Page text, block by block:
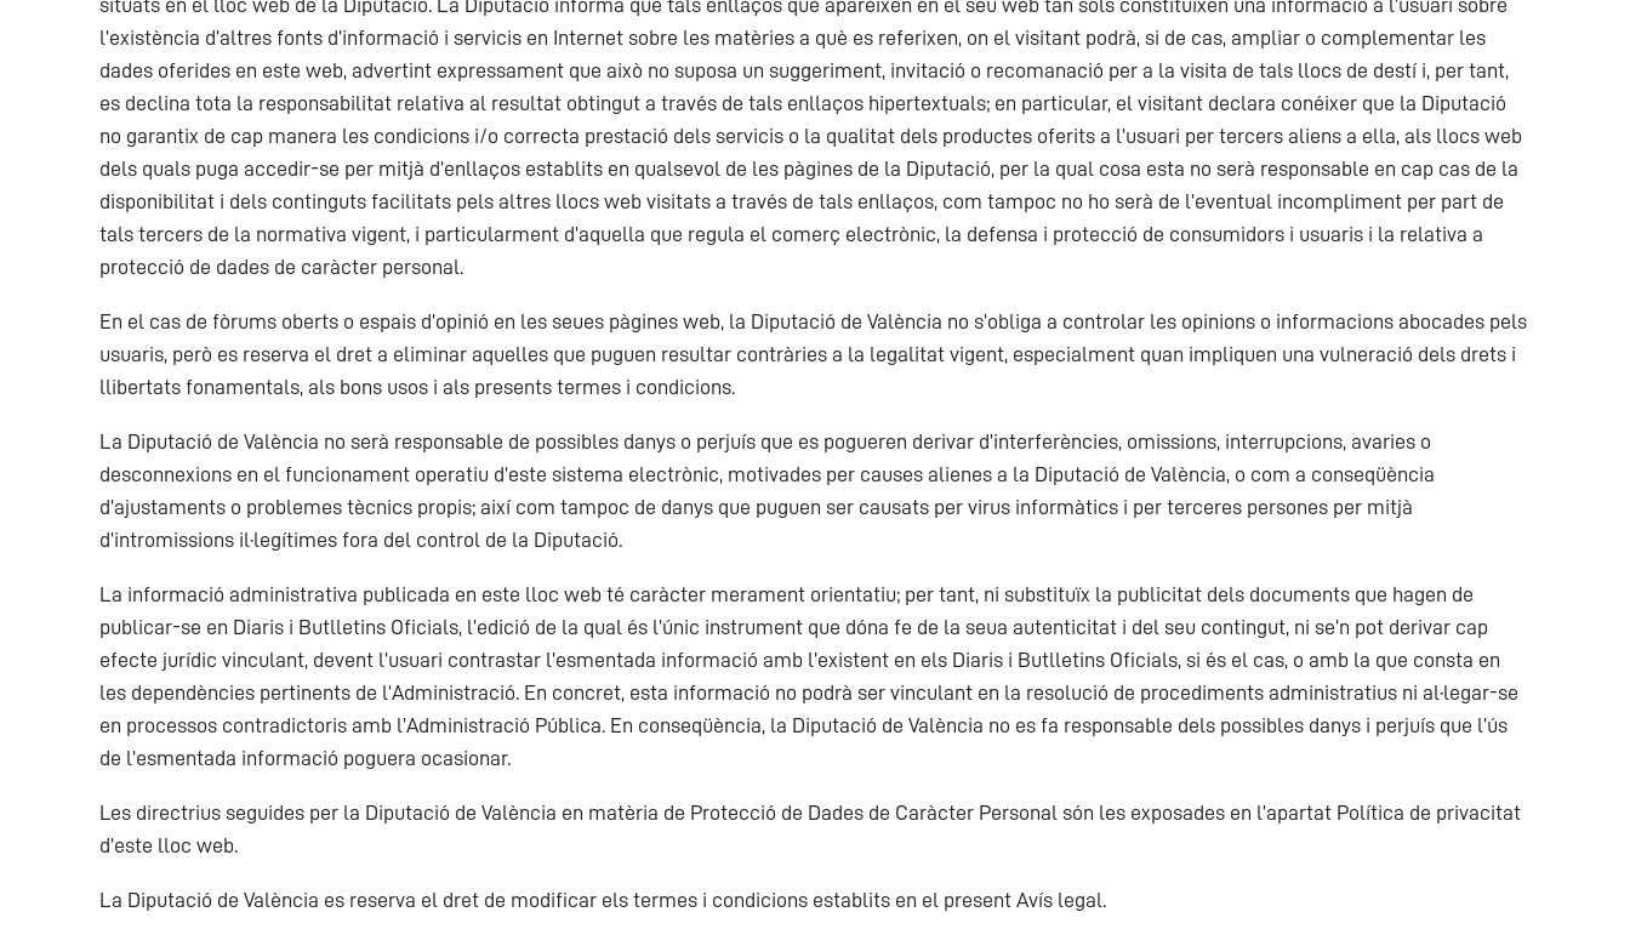
situats en el lloc web de la Diputació. La Diputació informa que tals enllaços que apareixen en el seu web tan sols constituïxen una informació a l’usuari sobre
l’existència d’altres fonts d’informació i servicis en Internet sobre les matèries a què es referixen, on el visitant podrà, si de cas, ampliar o complementar les
dades oferides en este web, advertint expressament que això no suposa un suggeriment, invitació o recomanació per a la visita de tals llocs de destí i, per tant,
es declina tota la responsabilitat relativa al resultat obtingut a través de tals enllaços hipertextuals; en particular, el visitant declara conéixer que la Diputació
no garantix de cap manera les condicions i/o correcta prestació dels servicis o la qualitat dels productes oferits a l’usuari per tercers aliens a ella, als llocs web
dels quals puga accedir-se per mitjà d’enllaços establits en qualsevol de les pàgines de la Diputació, per la qual cosa esta no serà responsable en cap cas de la
disponibilitat i dels continguts facilitats pels altres llocs web visitats a través de tals enllaços, com tampoc no ho serà de l’eventual incompliment per part de
tals tercers de la normativa vigent, i particularment d’aquella que regula el comerç electrònic, la defensa i protecció de consumidors i usuaris i la relativa a
protecció de dades de caràcter personal.
En el cas de fòrums oberts o espais d’opinió en les seues pàgines web, la Diputació de València no s’obliga a controlar les opinions o informacions abocades pels
usuaris, però es reserva el dret a eliminar aquelles que puguen resultar contràries a la legalitat vigent, especialment quan impliquen una vulneració dels drets i
llibertats fonamentals, als bons usos i als presents termes i condicions.
La Diputació de València no serà responsable de possibles danys o perjuís que es pogueren derivar d’interferències, omissions, interrupcions, avaries o
desconnexions en el funcionament operatiu d’este sistema electrònic, motivades per causes alienes a la Diputació de València, o com a conseqüència
d’ajustaments o problemes tècnics propis; així com tampoc de danys que puguen ser causats per virus informàtics i per terceres persones per mitjà
d’intromissions il·legítimes fora del control de la Diputació.
La informació administrativa publicada en este lloc web té caràcter merament orientatiu; per tant, ni substituïx la publicitat dels documents que hagen de
publicar-se en Diaris i Butlletins Oficials, l’edició de la qual és l’únic instrument que dóna fe de la seua autenticitat i del seu contingut, ni se’n pot derivar cap
efecte jurídic vinculant, devent l’usuari contrastar l’esmentada informació amb l’existent en els Diaris i Butlletins Oficials, si és el cas, o amb la que consta en
les dependències pertinents de l’Administració. En concret, esta informació no podrà ser vinculant en la resolució de procediments administratius ni al·legar-se
en processos contradictoris amb l’Administració Pública. En conseqüència, la Diputació de València no es fa responsable dels possibles danys i perjuís que l’ús
de l’esmentada informació poguera ocasionar.
Les directrius seguides per la Diputació de València en matèria de Protecció de Dades de Caràcter Personal són les exposades en l’apartat Política de privacitat
d’este lloc web.
La Diputació de València es reserva el dret de modificar els termes i condicions establits en el present Avís legal.